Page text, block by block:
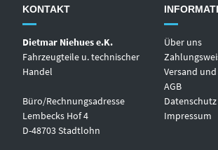
KONTAKT
Dietmar Niehues e.K.
Fahrzeugteile u. technischer
Handel
Büro/Rechnungsadresse
Lembecks Hof 4
D-48703 Stadtlohn
Über uns
Versand
AGB
Datenschutz
Impressum